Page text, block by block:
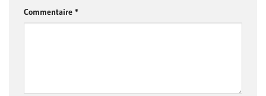
Commentaire *